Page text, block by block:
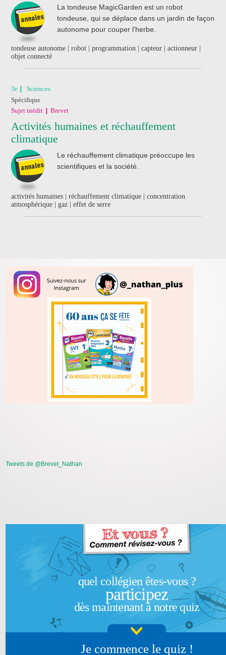
La tondeuse MagicGarden est un robot
tondeuse, qui se déplace dans un jardin de façon
autonome pour couper l'herbe.
tondeuse autonome | robot | programmation | capteur | actionneur |
objet connecté
3e
Sciences
Spécifique
Sujet inédit
Brevet
Activités humaines et réchauffement
climatique
Le réchauffement climatique préoccupe les
scientifiques et la société.
activités humaines | réchauffement climatique | concentration
atmosphérique | gaz | effet de serre
Tweets de @Brevet_Nathan
quel collégien êtes-vous ?
participez
dès maintenant à notre quiz
Je commence le quiz !